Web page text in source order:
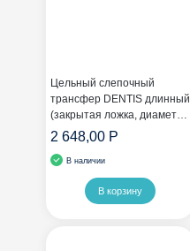
Цельный слепочный
трансфер DENTIS длинный
(закрытая ложка, диаметр
4 мм)
2 648,00 Р
В наличии
В корзину